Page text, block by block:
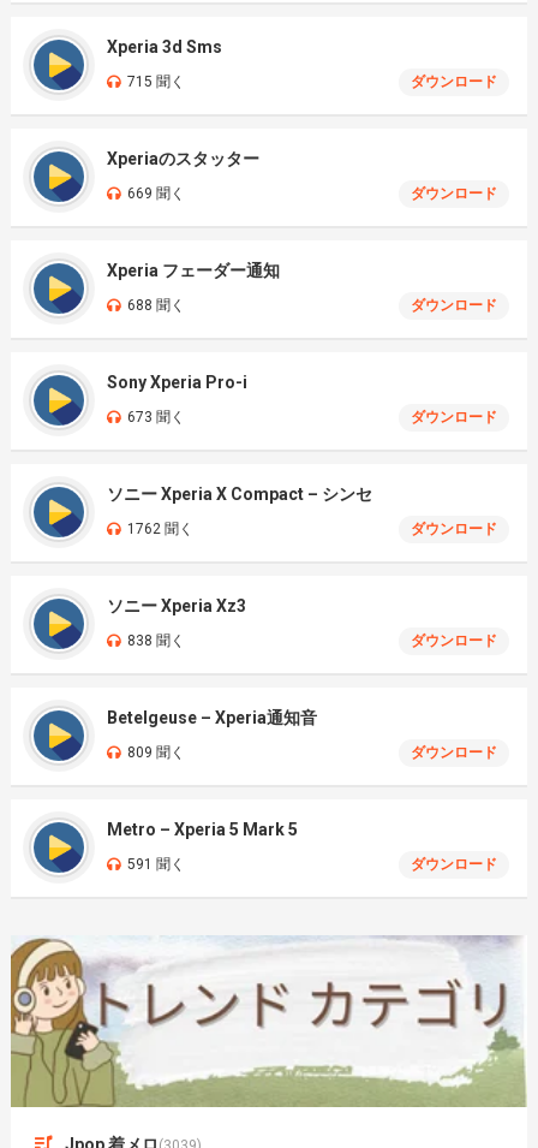
Xperia 3d Sms
715 聞く ダウンロード
Xperiaのスタッター
669 聞く ダウンロード
Xperia フェーダー通知
688 聞く ダウンロード
Sony Xperia Pro-i
673 聞く ダウンロード
ソニー Xperia X Compact – シンセ
1762 聞く ダウンロード
ソニー Xperia Xz3
838 聞く ダウンロード
Betelgeuse – Xperia通知音
809 聞く ダウンロード
Metro – Xperia 5 Mark 5
591 聞く ダウンロード